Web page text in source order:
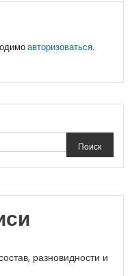
авторизоваться.
Поиск
разновидности и